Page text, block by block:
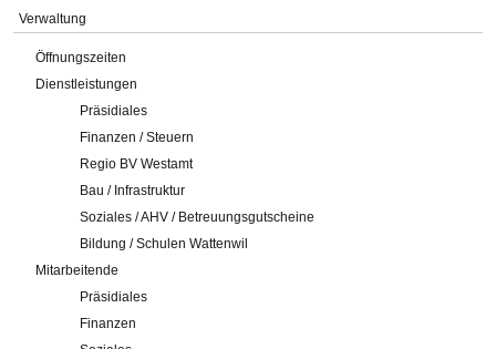
Verwaltung
Öffnungszeiten
Dienstleistungen
Präsidiales
Finanzen / Steuern
Regio BV Westamt
Bau / Infrastruktur
Soziales / AHV / Betreuungsgutscheine
Bildung / Schulen Wattenwil
Mitarbeitende
Präsidiales
Finanzen